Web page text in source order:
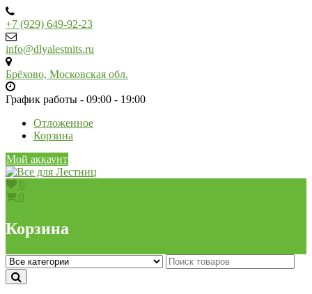
Skip
to
content
+7 (929) 649-92-23
info@dlyalestnits.ru
Брёхово, Московская обл.
График работы - 09:00 - 19:00
Отложенное
Корзина
Мой аккаунт
0
0
Корзина